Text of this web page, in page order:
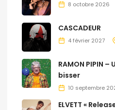
8 octobre 2026
CASCADEUR
4 février 2027
RAMON PIPIN
bisser
10 septembre
ELVETT «